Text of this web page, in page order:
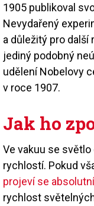
1905 publikoval
Nevydařený
a důležitý pro
jediný podobný
udělení Nobelovy
v roce 1907.
Jak ho
Ve vakuu se
rychlostí. Pokud
projeví se
rychlost